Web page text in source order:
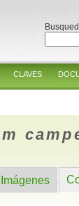
CLAVES
Imágenes